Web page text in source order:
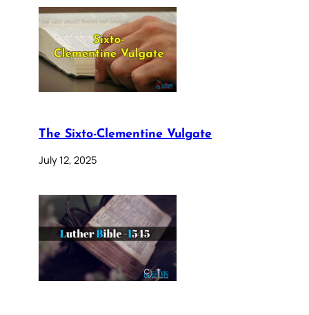
The Sixto-Clementine Vulgate
July 12, 2025